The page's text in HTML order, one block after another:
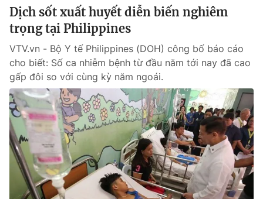
Dịch sốt xuất huyết diễn biến nghiêm
trọng tại Philippines
VTV.vn - Bộ Y tế Philippines (DOH) công bố báo cáo
cho biết: Số ca nhiễm bệnh từ đầu năm tới nay đã cao
gấp đôi so với cùng kỳ năm ngoái.